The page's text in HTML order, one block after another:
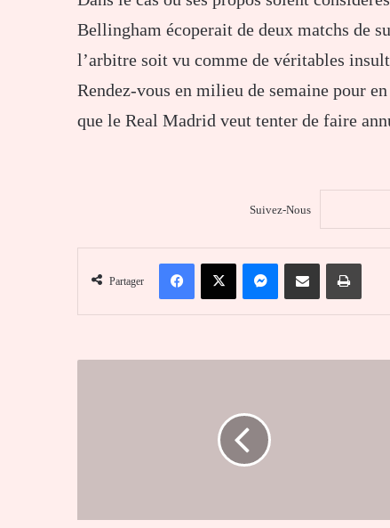
Bellingham écoperait de deux matchs de
l’arbitre soit vu comme de véritables
Rendez-vous en milieu de semaine pour
que le Real Madrid veut tenter de faire
Suivez-Nous
Partager
FacebookX MessengerPartager par email
grands